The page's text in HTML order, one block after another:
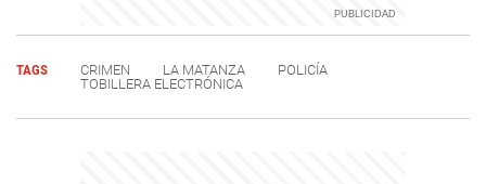
TAGS CRIMEN LA MATANZA
POLICÍA
TOBILLERA ELECTRÓNICA